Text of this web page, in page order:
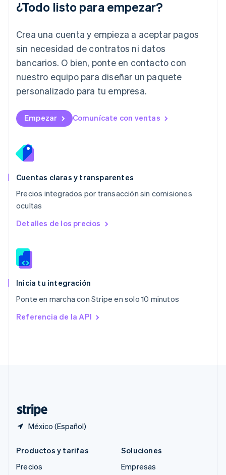
¿Todo listo para empezar?
Crea una cuenta y empieza a aceptar pagos
sin necesidad de contratos ni datos
bancarios. O bien, ponte en contacto con
nuestro equipo para diseñar un paquete
personalizado para tu empresa.
Empezar Comunícate con ventas
Cuentas claras y transparentes
Precios integrados por transacción sin comisiones
ocultas
Detalles de los precios
Inicia tu integración
Ponte en marcha con Stripe en solo 10 minutos
Referencia de la API
México (Español)
Letonia
English
Deutsch English
Lituania
English
Luxemburgo
FrançaisDeutsch English
English 简体中文
English
México
Noruega
English
English
NederlandsEnglish
Polonia
English
RAE de Hong Kong, China
Reino Unido
English
English
English
Productos y tarifas
Precios
Soluciones
Empresas